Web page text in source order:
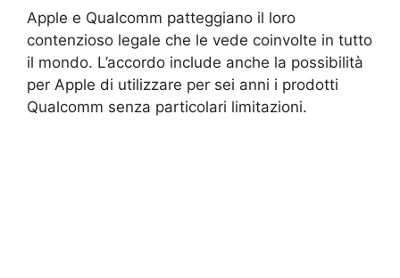
Apple e Qualcomm patteggiano il loro
contenzioso legale che le vede coinvolte in tutto
il mondo. L’accordo include anche la possibilità
per Apple di utilizzare per sei anni i prodotti
Qualcomm senza particolari limitazioni.